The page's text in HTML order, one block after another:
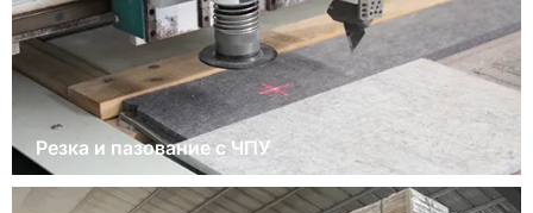
Резка и пазование с ЧПУ